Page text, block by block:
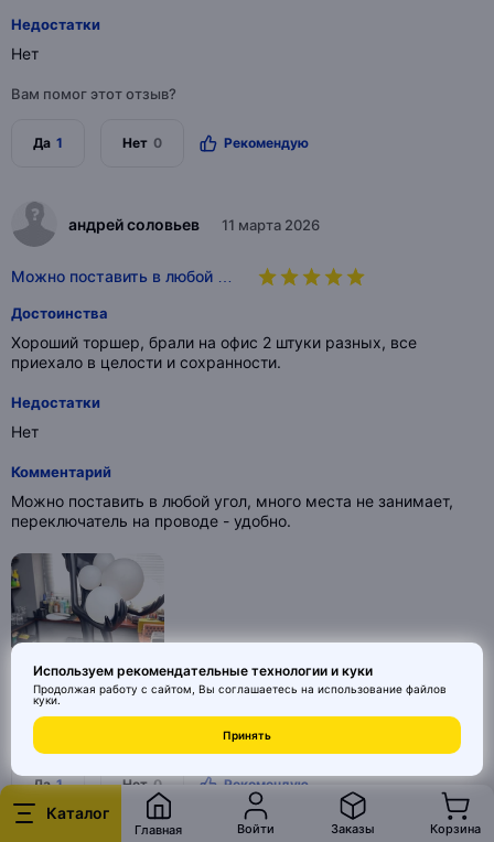
Каталог
Главная Войти Заказы Корзина
Недостатки
Нет
Вам помог этот отзыв?
Да 1 Нет 0 Рекомендую
андрей соловьев 11 марта 2026
Можно поставить в любой …
Достоинства
Хороший торшер, брали на офис 2 штуки разных, все
приехало в целости и сохранности.
Недостатки
Нет
Комментарий
Можно поставить в любой угол, много места не занимает,
переключатель на проводе - удобно.
Да 1 Нет 0 Рекомендую
Используем рекомендательные технологии и куки
Продолжая работу с сайтом, Вы соглашаетесь на использование файлов
куки.
Принять